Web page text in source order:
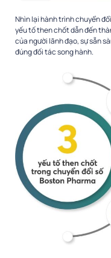
Nhìn lại hành trình chuyển
yếu tố then chốt dẫn đến
của người lãnh đạo, sự sẵn
đúng đối tác song hành.